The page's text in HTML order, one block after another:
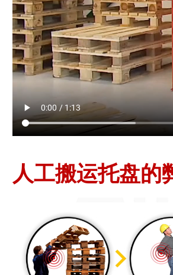
人工搬运托盘的